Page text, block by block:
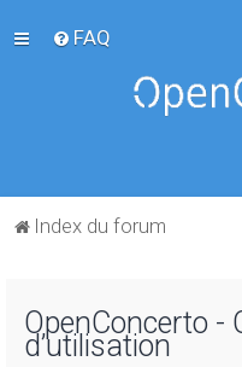
FAQ
Index du forum
OpenConcerto -
d’utilisation